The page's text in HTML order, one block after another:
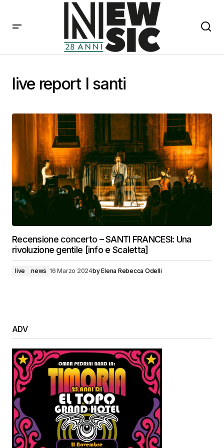
live report I santi
Recensione concerto – SANTI FRANCESI: Una
rivoluzione gentile [info e Scaletta]
live news 16 Marzo 2024byElena Rebecca Odelli
ADV